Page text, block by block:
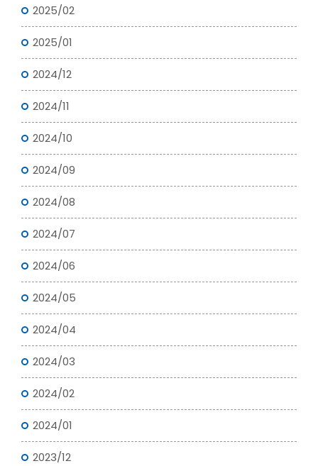
2025/02
2025/01
2024/12
2024/11
2024/10
2024/09
2024/08
2024/07
2024/06
2024/05
2024/04
2024/03
2024/02
2024/01
2023/12